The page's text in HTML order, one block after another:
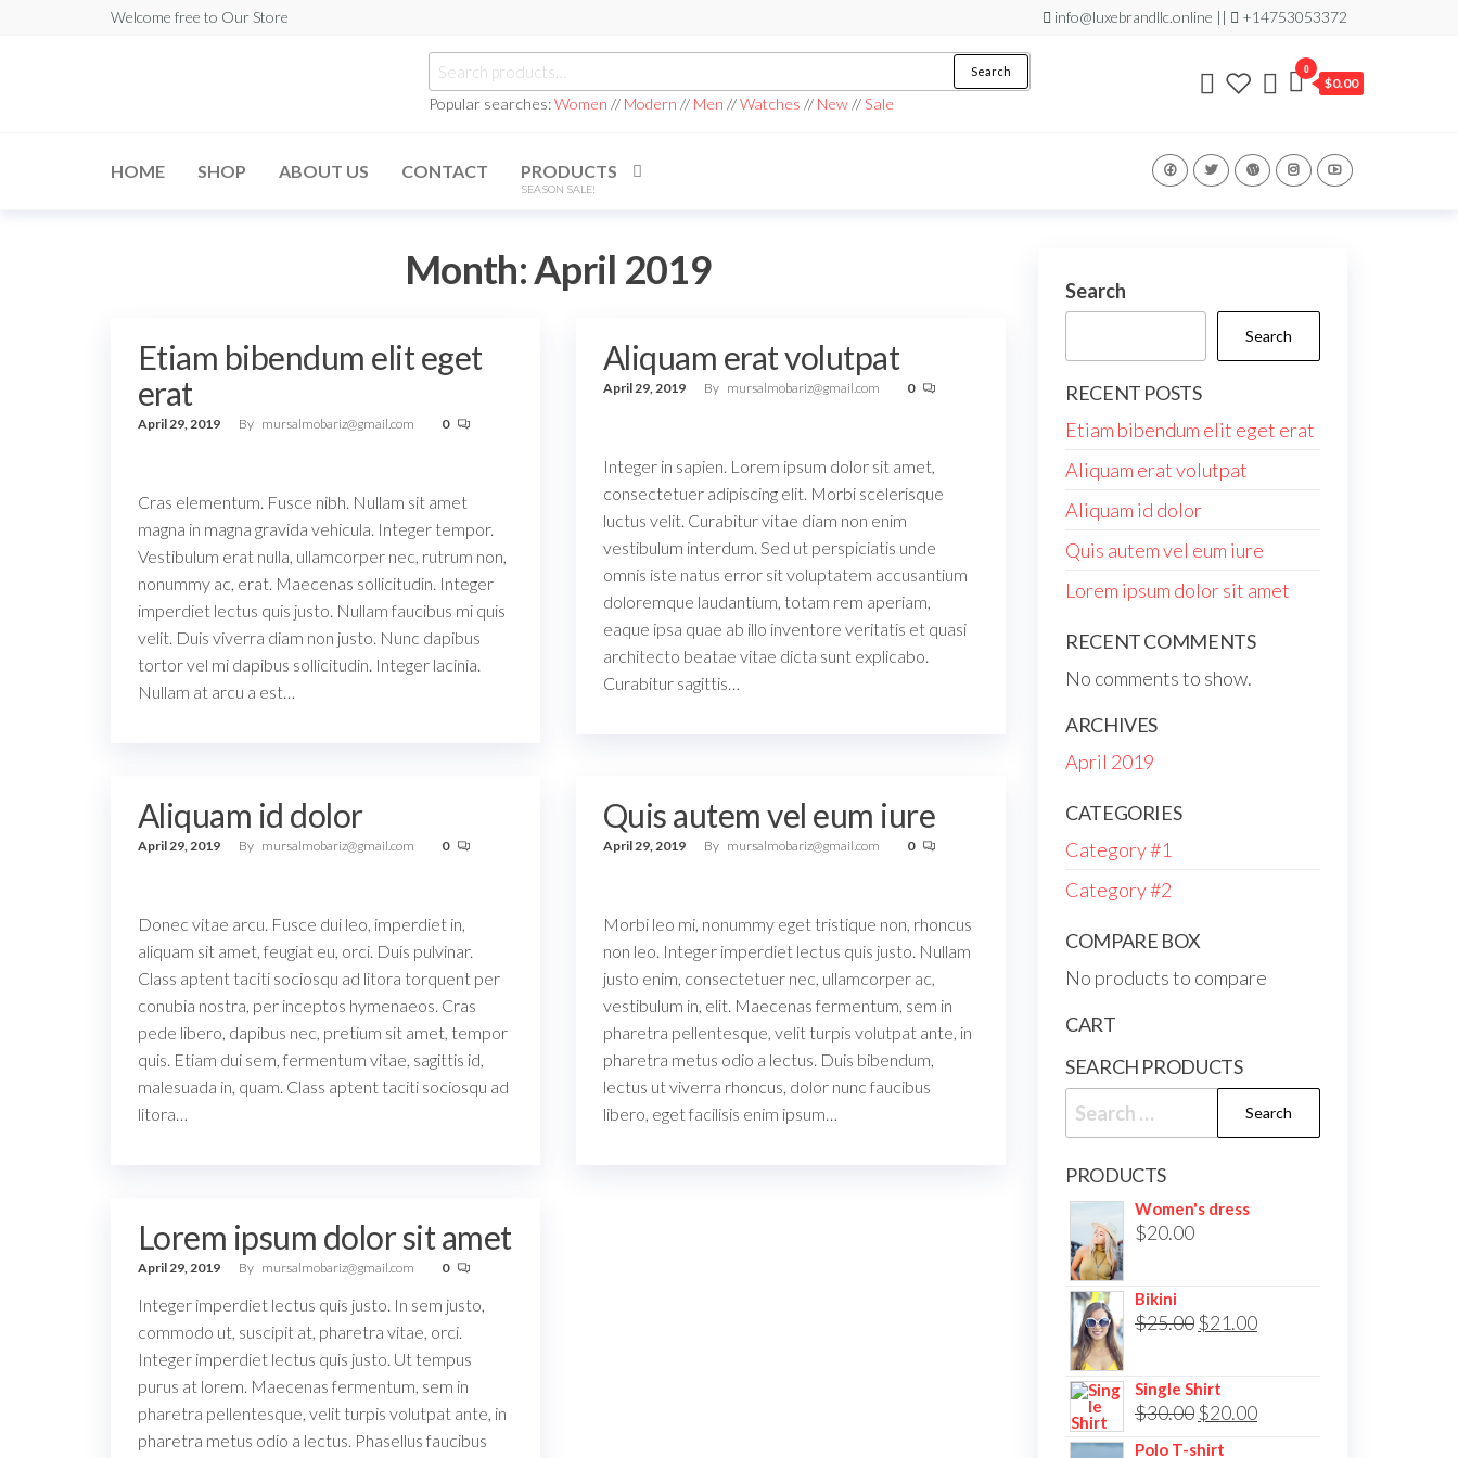
Welcome free to Our Store info@luxebrandllc.online || +14753053372
Search
for:
Search
Popular searches:Women // Modern // Men //Watches // New//Sale
0
$0.00
HOME SHOP ABOUT US CONTACT PRODUCTS
SEASON SALE!
Month:April 2019
Etiam bibendum elit eget
erat
April 29, 2019 By mursalmobariz@gmail.com 0
Cras elementum. Fusce nibh. Nullam sit amet
magna in magna gravida vehicula. Integer tempor.
Vestibulum erat nulla, ullamcorper nec, rutrum non,
nonummy ac, erat. Maecenas sollicitudin. Integer
imperdiet lectus quis justo. Nullam faucibus mi quis
velit. Duis viverra diam non justo. Nunc dapibus
tortor vel mi dapibus sollicitudin. Integer lacinia.
Nullam at arcu a est…
Aliquam erat volutpat
April 29, 2019 By mursalmobariz@gmail.com 0
Integer in sapien. Lorem ipsum dolor sit amet,
consectetuer adipiscing elit. Morbi scelerisque
luctus velit. Curabitur vitae diam non enim
vestibulum interdum. Sed ut perspiciatis unde
omnis iste natus error sit voluptatem accusantium
doloremque laudantium, totam rem aperiam,
eaque ipsa quae ab illo inventore veritatis et quasi
architecto beatae vitae dicta sunt explicabo.
Curabitur sagittis…
Aliquam id dolor
April 29, 2019 By mursalmobariz@gmail.com 0
Donec vitae arcu. Fusce dui leo, imperdiet in,
aliquam sit amet, feugiat eu, orci. Duis pulvinar.
Class aptent taciti sociosqu ad litora torquent per
conubia nostra, per inceptos hymenaeos. Cras
pede libero, dapibus nec, pretium sit amet, tempor
quis. Etiam dui sem, fermentum vitae, sagittis id,
malesuada in, quam. Class aptent taciti sociosqu ad
litora…
Quis autem vel eum iure
April 29, 2019 By mursalmobariz@gmail.com 0
Morbi leo mi, nonummy eget tristique non, rhoncus
non leo. Integer imperdiet lectus quis justo. Nullam
justo enim, consectetuer nec, ullamcorper ac,
vestibulum in, elit. Maecenas fermentum, sem in
pharetra pellentesque, velit turpis volutpat ante, in
pharetra metus odio a lectus. Duis bibendum,
lectus ut viverra rhoncus, dolor nunc faucibus
libero, eget facilisis enim ipsum…
Lorem ipsum dolor sit amet
April 29, 2019 By mursalmobariz@gmail.com 0
Integer imperdiet lectus quis justo. In sem justo,
commodo ut, suscipit at, pharetra vitae, orci.
Integer imperdiet lectus quis justo. Ut tempus
purus at lorem. Maecenas fermentum, sem in
pharetra pellentesque, velit turpis volutpat ante, in
pharetra metus odio a lectus. Phasellus faucibus
Search
Search
RECENT POSTS
Etiam bibendum elit eget erat
Aliquam erat volutpat
Aliquam id dolor
Quis autem vel eum iure
Lorem ipsum dolor sit amet
RECENT COMMENTS
No comments to show.
ARCHIVES
April 2019
CATEGORIES
Category #1
Category #2
COMPARE BOX
No products to compare
CART
SEARCH PRODUCTS
Search
for:
PRODUCTS
Women's dress
$20.00
Bikini
$25.00 Original
was:
$25.00.
$21.00Current
$21.00.
Single Shirt
$30.00 Original
price
$20.00Current
Polo T-shirt